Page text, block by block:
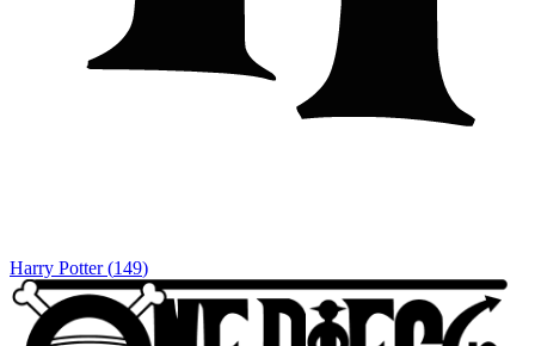
Harry Potter (149)